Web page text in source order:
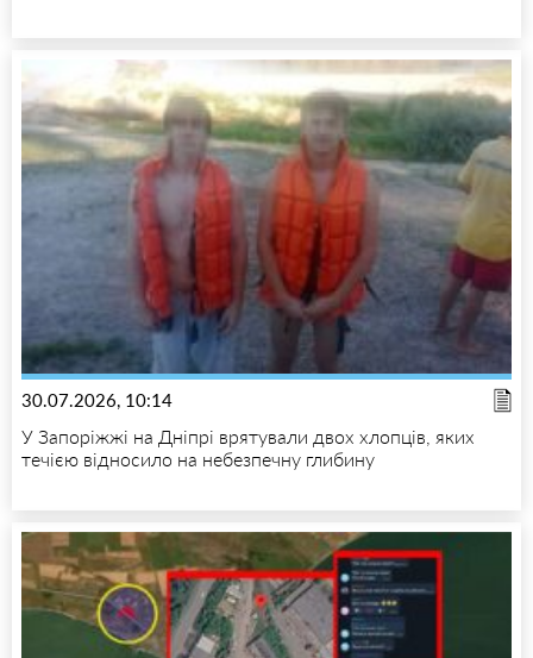
30.07.2026, 10:14
У Запоріжжі на Дніпрі врятували двох хлопців, яких
течією відносило на небезпечну глибину